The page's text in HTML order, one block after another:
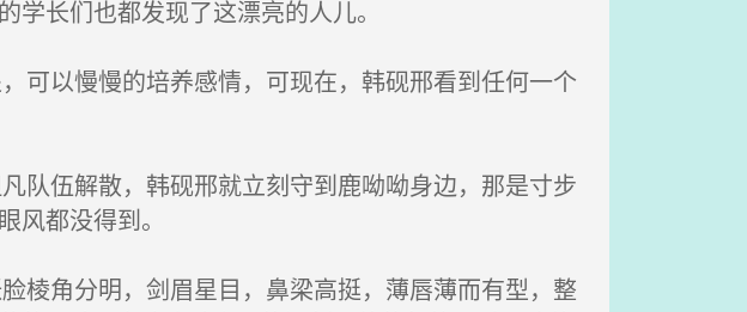
长们也都发现了这漂亮的人儿。
可以慢慢的培养感情，可现在，韩砚邢看到任何一个
队伍解散，韩砚邢就立刻守到鹿呦呦身边，那是寸步
都没得到。
棱角分明，剑眉星目，鼻梁高挺，薄唇薄而有型，整